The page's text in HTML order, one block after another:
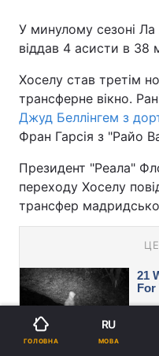
У минулому сезоні Ла
віддав 4 асисти в 38
Хоселу став третім
трансферне вікно.
Джуд Беллінгем з
Фран Гарсія з "Райо
Президент "Реала"
переходу Хоселу
трансфер
ГОЛОВНА
RU
МОВА